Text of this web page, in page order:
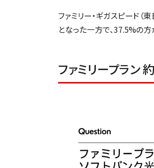
ファミリー・ギガスピード（
となった一方で、37.5%の
ファミリープラン